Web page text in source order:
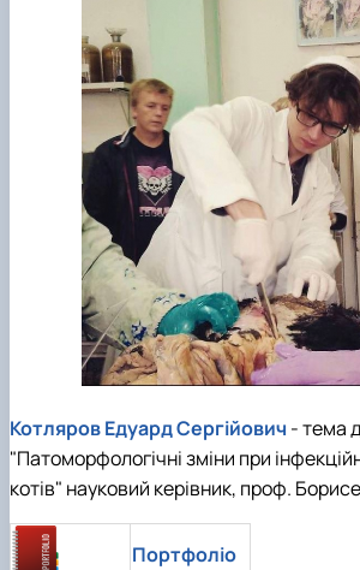
Котляров Едуард Сергійович - тема
"Патоморфологічні зміни при
котів" науковий керівник, проф.
Портфоліо